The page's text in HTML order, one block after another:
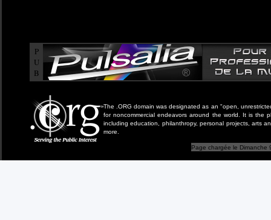
P
U
B
The .ORG domain was designated as an "open,
for noncommercial endeavors around the world. It is the
including education, philanthropy, personal projects, arts
more.
Page chargée le Dimanche